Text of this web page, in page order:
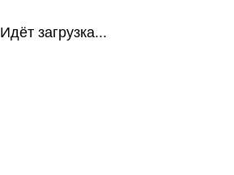
Идёт загрузка...